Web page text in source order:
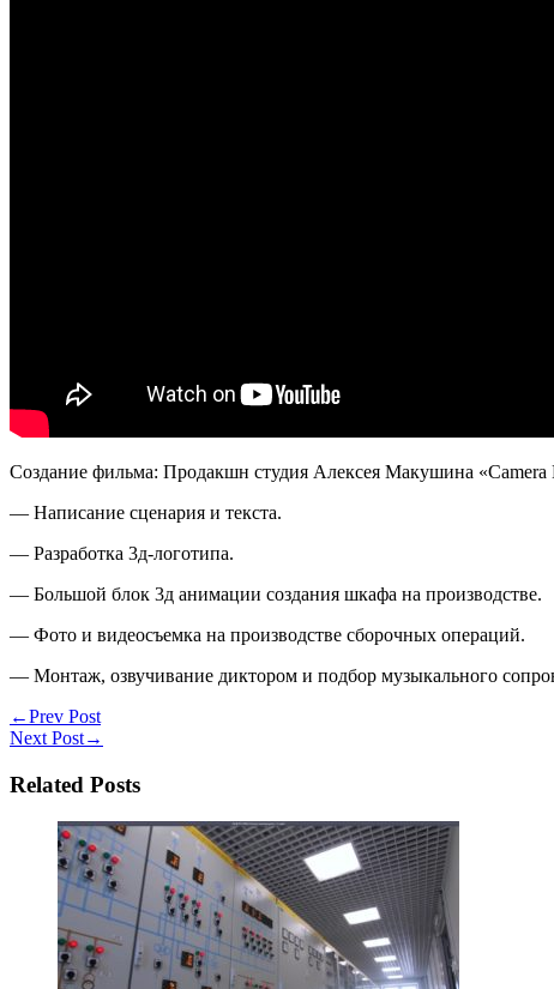
Создание фильма: Продакшн студия Алексея Макушина «Camera
— Написание сценария и текста.
— Разработка 3д-логотипа.
— Большой блок 3д анимации создания шкафа на производстве.
— Фото и видеосъемка на производстве сборочных операций.
— Монтаж, озвучивание диктором и подбор музыкального
←Prev Post
Next Post→
Related Posts